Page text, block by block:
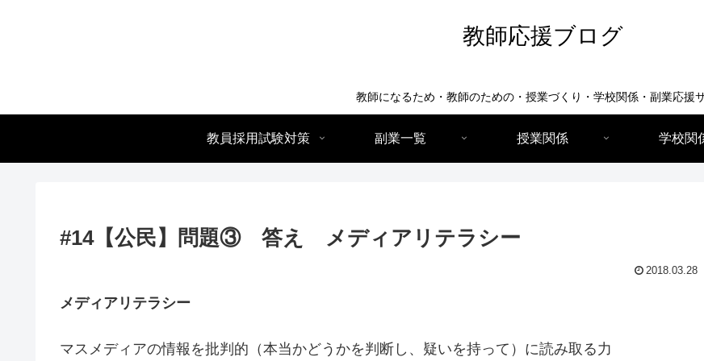
教師応援ブログ
教師になるため・教師のための・授業づくり・学校関係・副業応援
教員採用試験対策 副業一覧 授業関係 学校関
#14【公民】問題③ 答え メディアリテラシー
2018.03.28
メディアリテラシー
マスメディアの情報を批判的（本当かどうかを判断し、疑いを持って）に読み取る力